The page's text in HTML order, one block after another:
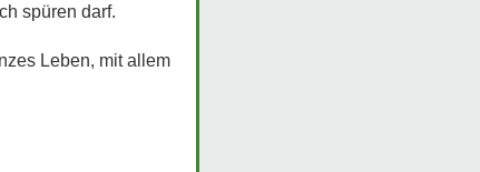
spüren darf.
Leben, mit allem